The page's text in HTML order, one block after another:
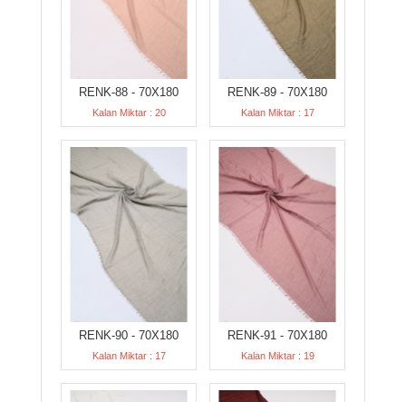
RENK-88 - 70X180
Kalan Miktar : 20
RENK-89 - 70X180
Kalan Miktar : 17
RENK-90 - 70X180
Kalan Miktar : 17
RENK-91 - 70X180
Kalan Miktar : 19